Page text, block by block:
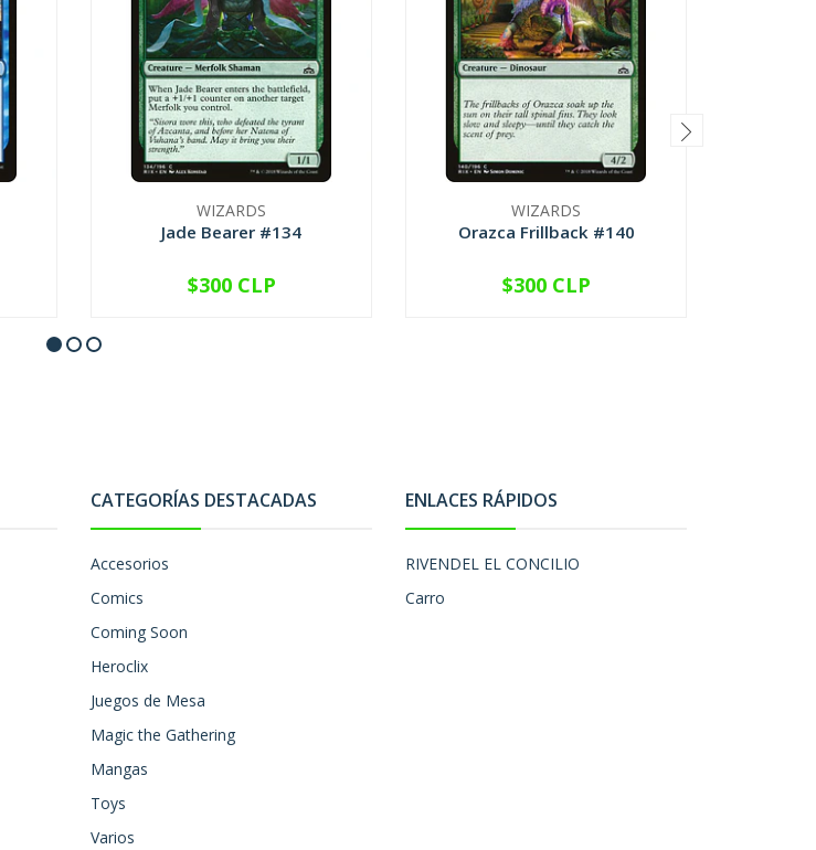
WIZARDS
Jade Bearer #134
VER OPCIONES
$300 CLP
WIZARDS
Orazca Frillback #140
VER OPCIONES
$300 CLP
CATEGORÍAS DESTACADAS
Accesorios
Comics
Coming Soon
Heroclix
Juegos de Mesa
Magic the Gathering
Mangas
Toys
Varios
ENLACES RÁPIDOS
RIVENDEL EL CONCILIO
Carro